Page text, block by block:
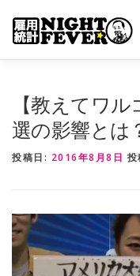
【教えてワ
選の影響とは
投稿日: 2016年8月8日 投